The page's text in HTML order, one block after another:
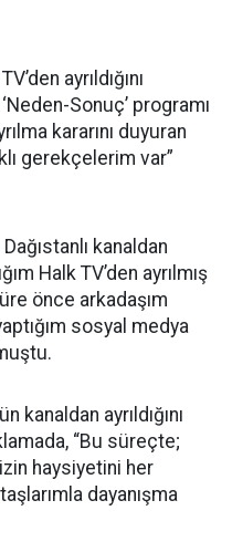
ayrıldığını
Sonuç’ programı
kararını duyuran
gerekçelerim var”
kanaldan
Halk TV’den ayrılmış
önce arkadaşım
sosyal medya
kanaldan ayrıldığını
“Bu süreçte;
haysiyetini her
dayanışma